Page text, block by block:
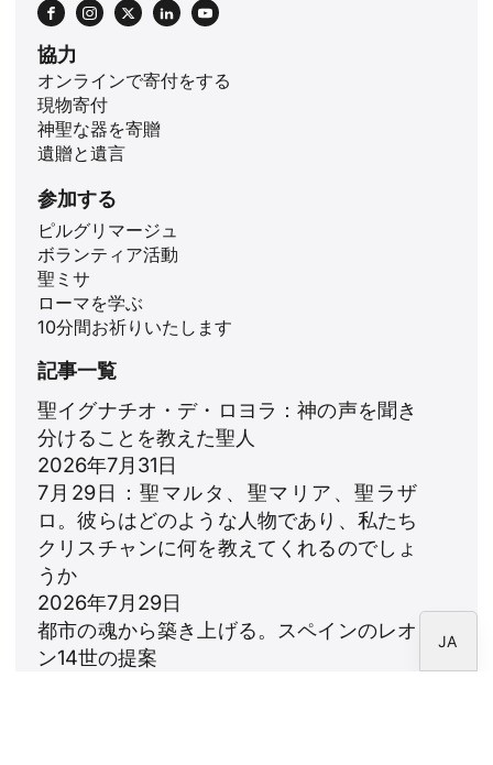
協力
オンラインで寄付をする
現物寄付
神聖な器を寄贈
遺贈と遺言
参加する
ピルグリマージュ
ボランティア活動
聖ミサ
ローマを学ぶ
10分間お祈りいたします
記事一覧
聖イグナチオ・デ・ロヨラ：神の声を聞き
分けることを教えた聖人
2026年7月31日
7月29日：聖マルタ、聖マリア、聖ラザ
ロ。彼らはどのような人物であり、私たち
クリスチャンに何を教えてくれるのでしょ
うか
2026年7月29日
都市の魂から築き上げる。スペインのレオ
ン14世の提案
JA